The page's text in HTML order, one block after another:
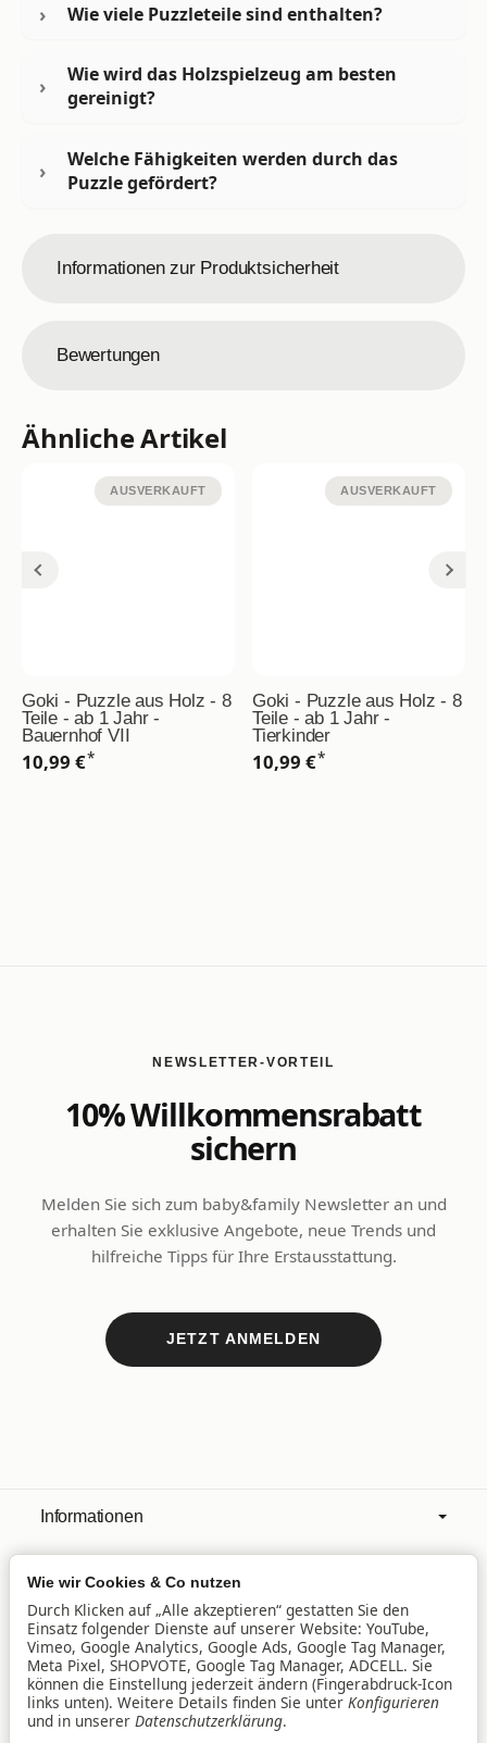
Wie viele Puzzleteile sind enthalten?
Wie wird das Holzspielzeug am besten
gereinigt?
Welche Fähigkeiten werden durch das
Puzzle gefördert?
Informationen zur Produktsicherheit
Bewertungen
Ähnliche Artikel
AUSVERKAUFT
Goki - Puzzle aus Holz - 8
Teile - ab 1 Jahr -
Bauernhof VII
10,99 €*
AUSVERKAUFT
Goki - Puzzle aus Holz - 8
Teile - ab 1 Jahr -
Tierkinder
10,99 €*
NEWSLETTER-VORTEIL
10% Willkommensrabatt
sichern
Melden Sie sich zum baby&family Newsletter an und
erhalten Sie exklusive Angebote, neue Trends und
hilfreiche Tipps für Ihre Erstausstattung.
JETZT ANMELDEN
Informationen
Mehr über
Filialen
Lieferservice
Wie wir Cookies & Co nutzen
Durch Klicken auf „Alle akzeptieren“ gestatten Sie den
Einsatz folgender Dienste auf unserer Website: YouTube,
Vimeo, Google Analytics, Google Ads, Google Tag Manager,
Meta Pixel, SHOPVOTE, Google Tag Manager, ADCELL. Sie
können die Einstellung jederzeit ändern (Fingerabdruck-Icon
links unten). Weitere Details finden Sie unter Konfigurieren
und in unserer Datenschutzerklärung.